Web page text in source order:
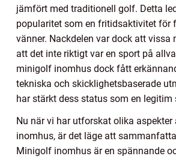
jämfört med traditionell golf. Detta
popularitet som en fritidsaktivitet för
vänner. Nackdelen var dock att vissa
att det inte riktigt var en sport på
minigolf inomhus dock fått
tekniska och skicklighetsbaserade
har stärkt dess status som en legitim
Nu när vi har utforskat olika
inomhus, är det läge att
Minigolf inomhus är en spännande